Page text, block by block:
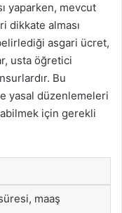
yaparken, mevcut
dikkate alması
asgari ücret,
usta öğretici
Bu
yasal düzenlemeleri
için gerekli
maaş